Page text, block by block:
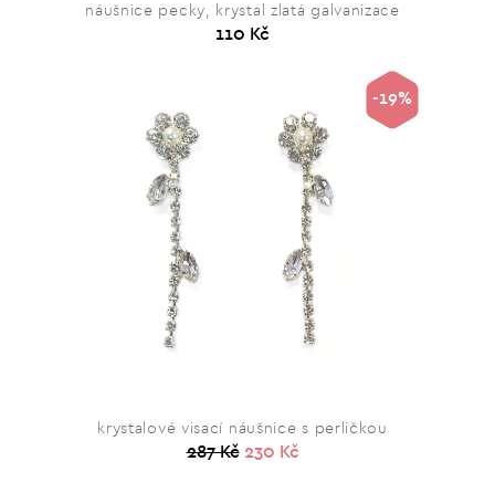
náušnice pecky, krystal zlatá galvanizace
110 Kč
krystalové visací náušnice s perličkou
287 Kč 230 Kč
-19%